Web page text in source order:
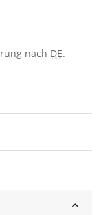
nach DE.